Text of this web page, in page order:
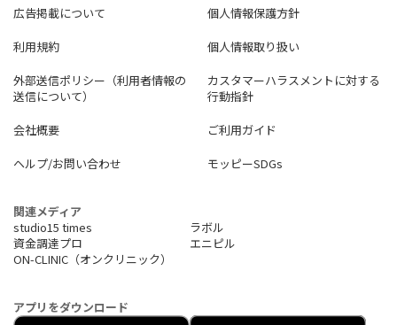
広告掲載について
個人情報保護方針
利用規約
個人情報取り扱い
外部送信ポリシー（利用者情報の
送信について）
カスタマーハラスメントに対する
行動指針
会社概要
ご利用ガイド
ヘルプ/お問い合わせ
モッピーSDGs
関連メディア
studio15 times
ラボル
資金調達プロ
エニピル
ON-CLINIC（オンクリニック）
アプリをダウンロード